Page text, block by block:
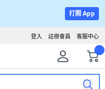
打開 App
客服中心
註冊會員
登入